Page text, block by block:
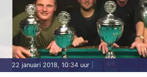
22 januari 2018, 10:34 uur